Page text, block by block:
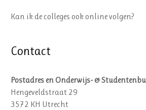
Kan ik de colleges ook online volgen?
Contact
Postadres en Onderwijs- &
Hengeveldstraat 29
3572 KH Utrecht